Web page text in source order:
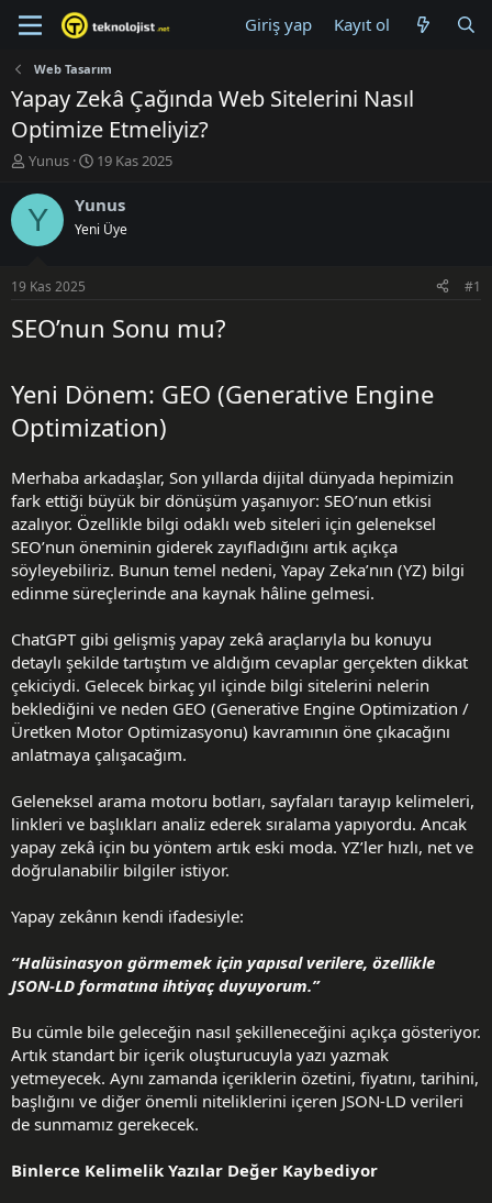
Giriş yap Kayıt ol
Web Tasarım
Yapay Zekâ Çağında Web Sitelerini Nasıl
Optimize Etmeliyiz?
K
n
u
B
a
ş
l
a
Yunus
B
ş
l
a
i
i
19 Kas 2025
Y Yunus
Yeni Üye
19 Kas 2025 #1
SEO’nun Sonu mu?
Yeni Dönem: GEO (Generative Engine
Optimization)
Merhaba arkadaşlar, Son yıllarda dijital dünyada hepimizin
fark ettiği büyük bir dönüşüm yaşanıyor: SEO’nun etkisi
azalıyor. Özellikle bilgi odaklı web siteleri için geleneksel
SEO’nun öneminin giderek zayıfladığını artık açıkça
söyleyebiliriz. Bunun temel nedeni, Yapay Zeka’nın (YZ) bilgi
edinme süreçlerinde ana kaynak hâline gelmesi.
ChatGPT gibi gelişmiş yapay zekâ araçlarıyla bu konuyu
detaylı şekilde tartıştım ve aldığım cevaplar gerçekten dikkat
çekiciydi. Gelecek birkaç yıl içinde bilgi sitelerini nelerin
beklediğini ve neden GEO (Generative Engine Optimization /
Üretken Motor Optimizasyonu) kavramının öne çıkacağını
anlatmaya çalışacağım.
Geleneksel arama motoru botları, sayfaları tarayıp kelimeleri,
linkleri ve başlıkları analiz ederek sıralama yapıyordu. Ancak
yapay zekâ için bu yöntem artık eski moda. YZ’ler hızlı, net ve
doğrulanabilir bilgiler istiyor.
Yapay zekânın kendi ifadesiyle:
“Halüsinasyon görmemek için yapısal verilere, özellikle
JSON-LD formatına ihtiyaç duyuyorum.”
Bu cümle bile geleceğin nasıl şekilleneceğini açıkça gösteriyor.
Artık standart bir içerik oluşturucuyla yazı yazmak
yetmeyecek. Aynı zamanda içeriklerin özetini, fiyatını, tarihini,
başlığını ve diğer önemli niteliklerini içeren JSON-LD verileri
de sunmamız gerekecek.
Binlerce Kelimelik Yazılar Değer Kaybediyor